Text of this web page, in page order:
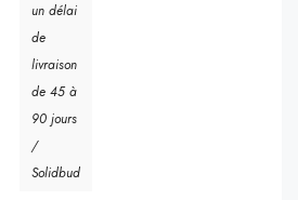
un délai
de
livraison
de 45 à
90 jours
/
Solidbud